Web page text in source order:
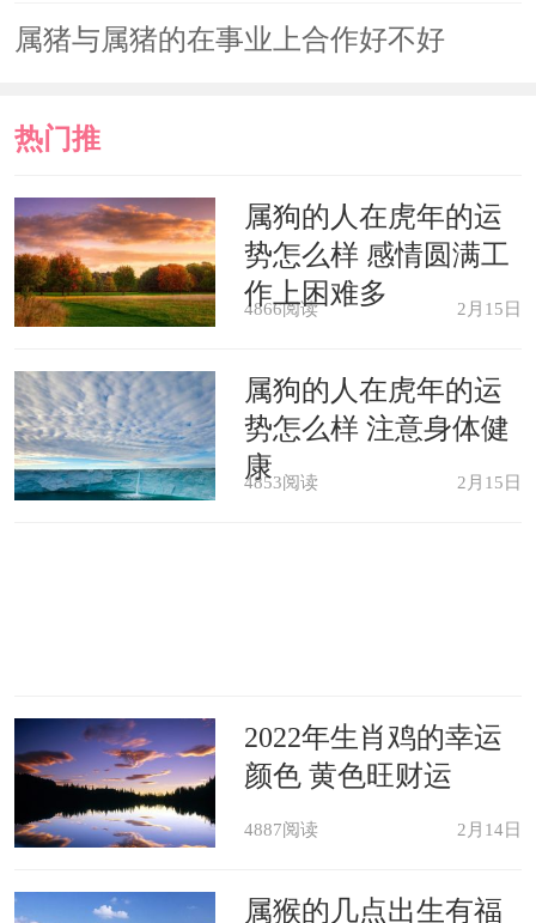
除了粉水晶之外，生肖猪在2021年
佩戴草莓晶也是非常好的。草莓晶是一
致，如果制成手链随身携带的话，对属
猪人的健康会带来很大的帮助。草莓晶
富含有很多对人体有益的微量元素，能
够消除属猪人身上的负能量，让他们变
得积极向上，遇到不开心的事情也能够
用良好的心态去面对。在草莓晶的帮助
失，对健康的帮助是非常明显的。属猪
人在2021年可以随身佩戴一条【月石缘
解岁手绳】作为2021年吉祥饰物，寓意
避开的月份
属猪与属猪的在事业上合作好不好
热门推
荐
属狗的人在虎年的运
势怎么样 感情圆满工
作上困难多
4866阅读 2月15日
属狗的人在虎年的运
势怎么样 注意身体健
康
4853阅读 2月15日
2022年生肖鸡的幸运
颜色 黄色旺财运
4887阅读 2月14日
属猴的几点出生有福